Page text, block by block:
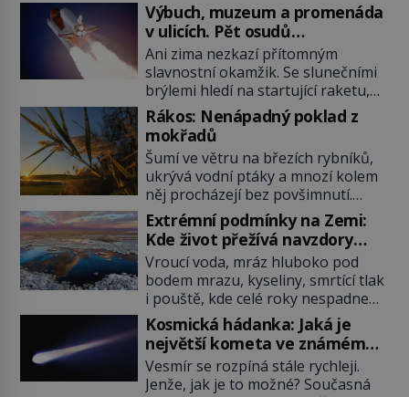
Výbuch, muzeum a promenáda
v ulicích. Pět osudů
nejslavnějších raketoplánů
Ani zima nezkazí přítomným
slavnostní okamžik. Se slunečními
brýlemi hledí na startující raketu,
která má do vesmíru vynést kromě
posádky také obyčejnou učitelku.
Po několika sekundách všem
ztuhnou úsměvy, stroj totiž
exploduje. Jejich konstrukce není
z levného kraje, daňové poplatníky
stojí miliardy dolarů. Na druhou
stranu zvládnou jen představitelné
věci. Na malé kousky Název:
Columbia První […]
Rákos: Nenápadný poklad z
mokřadů
Šumí ve větru na březích rybníků,
ukrývá vodní ptáky a mnozí kolem
něj procházejí bez povšimnutí.
Přesto právě rákos pomáhal stavět
domy, vyrábět lodě, zapisovat první
texty a inspiroval řadu pověstí.
Tato skromná, ale užitečná
rostlina provází člověka už tisíce
let. Většina lidí vnímá rákos jen jako
obyčejnou kulisu letního koupání.
Stačí se však podívat […]
Extrémní podmínky na Zemi:
Kde život přežívá navzdory
všemu
Vroucí voda, mráz hluboko pod
bodem mrazu, kyseliny, smrtící tlak
i pouště, kde celé roky nespadne
jediná kapka deště. Na první
pohled místa, kde nemůže
existovat vůbec nic. Přesto právě
tady vědci objevují organismy,
které posouvají hranice života.
Kosmická hádanka: Jaká je
největší kometa ve známém
vesmíru?
Vesmír se rozpíná stále rychleji.
Jenže, jak je to možné? Současná